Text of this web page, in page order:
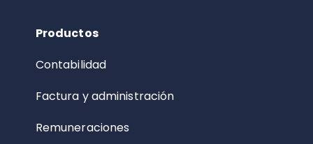
Productos
Contabilidad
Factura y administración
Remuneraciones